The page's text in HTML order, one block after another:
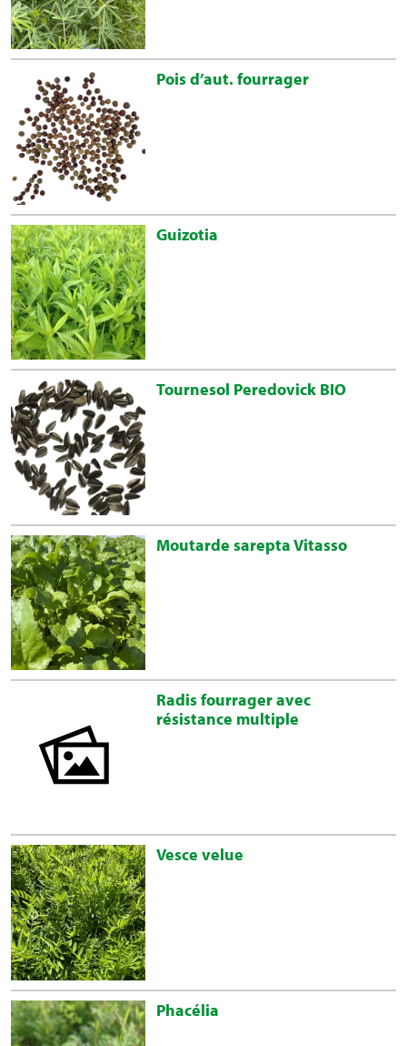
Pois d’aut. fourrager
Guizotia
Tournesol Peredovick BIO
Moutarde sarepta Vitasso
Radis fourrager avec
résistance multiple
Vesce velue
Phacélia